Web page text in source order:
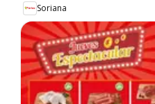
Soriana